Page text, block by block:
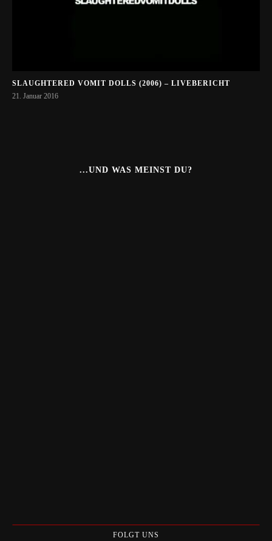
SLAUGHTERED VOMIT DOLLS (2006) – LIVEBERICHT
21. Januar 2016
...UND WAS MEINST DU?
FOLGT UNS